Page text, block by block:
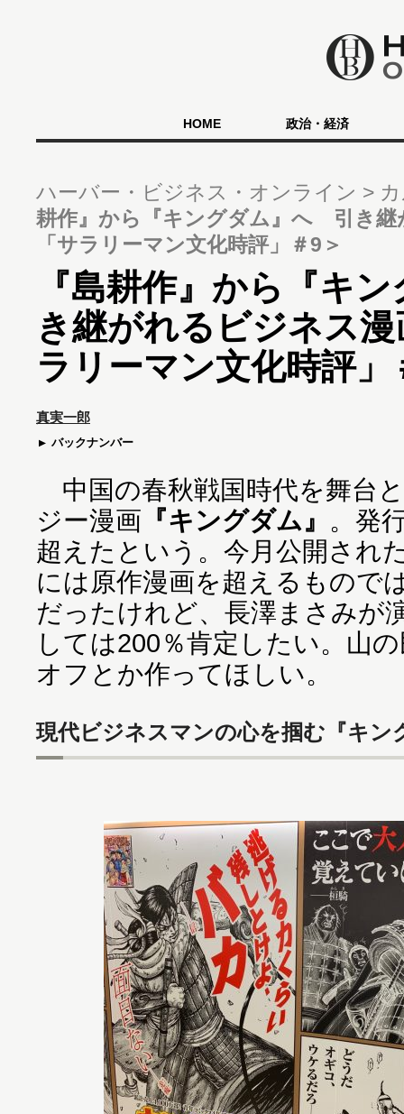
HOME 政治・経済
ハーバー・ビジネス・オンライン
耕作』から『キングダム』へ 引き継
「サラリーマン文化時評」＃9＞
『島耕作』から『キ
き継がれるビジネス
ラリーマン文化時評」
真実一郎
バックナンバー
中国の春秋戦国時代を舞台
ジー漫画 『キングダム』 。発
超えたという。今月公開され
には原作漫画を超えるもので
だったけれど、長澤まさみが
しては200％肯定したい。山
オフとか作ってほしい。
現代ビジネスマンの心を掴む『キン